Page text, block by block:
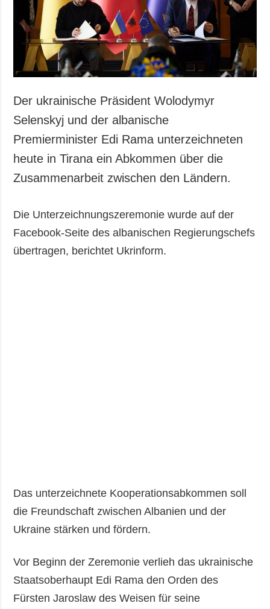
Gesellschaft und
Kultur
Sport
Kriminalität
Notstand und
ZUSÄTZLICH
Veröffentlichungen
Interview
Fotos
LEISTUNGEN
Abonnement
Fotobank
Der ukrainische Präsident Wolodymyr
Selenskyj und der albanische
Premierminister Edi Rama unterzeichneten
heute in Tirana ein Abkommen über die
Zusammenarbeit zwischen den Ländern.
Die Unterzeichnungszeremonie wurde auf der
Facebook-Seite des albanischen Regierungschefs
übertragen, berichtet Ukrinform.
Das unterzeichnete Kooperationsabkommen soll
die Freundschaft zwischen Albanien und der
Ukraine stärken und fördern.
Vor Beginn der Zeremonie verlieh das ukrainische
Staatsoberhaupt Edi Rama den Orden des
Fürsten Jaroslaw des Weisen für seine